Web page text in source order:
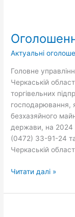
Актуальні
Головне
Черкаській
торгівельних
господарювання,
безхазяйного
держави, на 2024
(0472) 33-91-24
Черкаській
Читати далі »